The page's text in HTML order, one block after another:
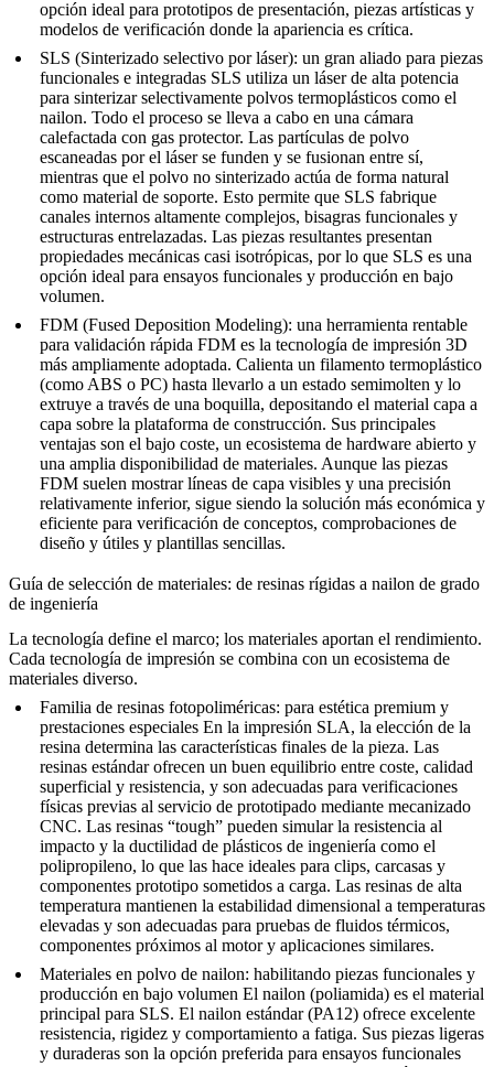
opción ideal para prototipos de presentación, piezas artísticas y
modelos de verificación donde la apariencia es crítica.
SLS (Sinterizado selectivo por láser): un gran aliado para piezas
funcionales e integradas SLS utiliza un láser de alta potencia
para sinterizar selectivamente polvos termoplásticos como el
nailon. Todo el proceso se lleva a cabo en una cámara
calefactada con gas protector. Las partículas de polvo
escaneadas por el láser se funden y se fusionan entre sí,
mientras que el polvo no sinterizado actúa de forma natural
como material de soporte. Esto permite que SLS fabrique
canales internos altamente complejos, bisagras funcionales y
estructuras entrelazadas. Las piezas resultantes presentan
propiedades mecánicas casi isotrópicas, por lo que SLS es una
opción ideal para ensayos funcionales y producción en bajo
volumen.
FDM (Fused Deposition Modeling): una herramienta rentable
para validación rápida FDM es la tecnología de impresión 3D
más ampliamente adoptada. Calienta un filamento termoplástico
(como ABS o PC) hasta llevarlo a un estado semimolten y lo
extruye a través de una boquilla, depositando el material capa a
capa sobre la plataforma de construcción. Sus principales
ventajas son el bajo coste, un ecosistema de hardware abierto y
una amplia disponibilidad de materiales. Aunque las piezas
FDM suelen mostrar líneas de capa visibles y una precisión
relativamente inferior, sigue siendo la solución más económica y
eficiente para verificación de conceptos, comprobaciones de
diseño y útiles y plantillas sencillas.
Guía de selección de materiales: de resinas rígidas a nailon de grado
de ingeniería
La tecnología define el marco; los materiales aportan el rendimiento.
Cada tecnología de impresión se combina con un ecosistema de
materiales diverso.
Familia de resinas fotopoliméricas: para estética premium y
prestaciones especiales En la impresión SLA, la elección de la
resina determina las características finales de la pieza. Las
resinas estándar ofrecen un buen equilibrio entre coste, calidad
superficial y resistencia, y son adecuadas para verificaciones
físicas previas al servicio de prototipado mediante mecanizado
CNC. Las resinas “tough” pueden simular la resistencia al
impacto y la ductilidad de plásticos de ingeniería como el
polipropileno, lo que las hace ideales para clips, carcasas y
componentes prototipo sometidos a carga. Las resinas de alta
temperatura mantienen la estabilidad dimensional a temperaturas
elevadas y son adecuadas para pruebas de fluidos térmicos,
componentes próximos al motor y aplicaciones similares.
Materiales en polvo de nailon: habilitando piezas funcionales y
producción en bajo volumen El nailon (poliamida) es el material
principal para SLS. El nailon estándar (PA12) ofrece excelente
resistencia, rigidez y comportamiento a fatiga. Sus piezas ligeras
y duraderas son la opción preferida para ensayos funcionales